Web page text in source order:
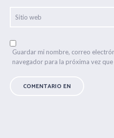
Guardar mi nombre, correo
navegador para la próxima vez